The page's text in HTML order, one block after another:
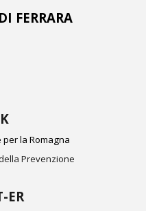
FERRARA
per la Romagna
Prevenzione
ER